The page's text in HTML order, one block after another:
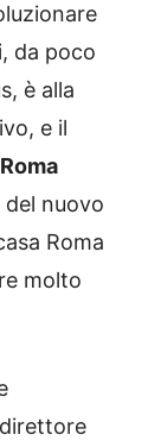
da poco
è alla
e il
Roma
nuovo
Roma
molto